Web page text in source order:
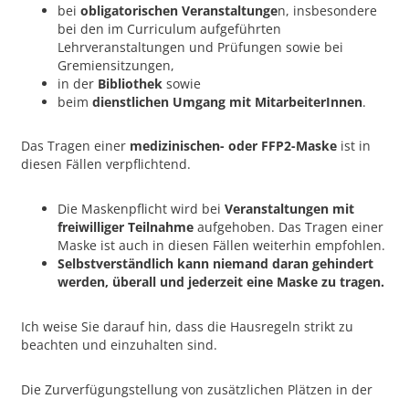
bei obligatorischen Veranstaltungen, insbesondere
bei den im Curriculum aufgeführten
Lehrveranstaltungen und Prüfungen sowie bei
Gremiensitzungen,
in der Bibliothek sowie
beim dienstlichen Umgang mit MitarbeiterInnen.
Das Tragen einer medizinischen- oder FFP2-Maske ist in
diesen Fällen verpflichtend.
Die Maskenpflicht wird bei Veranstaltungen mit
freiwilliger Teilnahme aufgehoben. Das Tragen einer
Maske ist auch in diesen Fällen weiterhin empfohlen.
Selbstverständlich kann niemand daran gehindert
werden, überall und jederzeit eine Maske zu tragen.
Ich weise Sie darauf hin, dass die Hausregeln strikt zu
beachten und einzuhalten sind.
Die Zurverfügungstellung von zusätzlichen Plätzen in der